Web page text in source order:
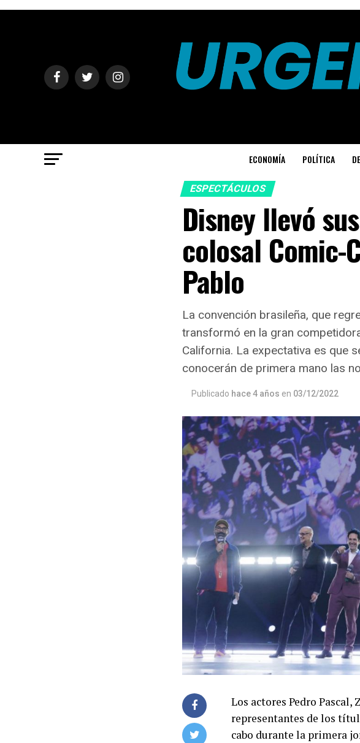
ECONOMÍA POLÍTICA
ESPECTÁCULOS
Disney llevó
colosal Comic-
Pablo
La convención brasileña, que
transformó en la gran
California. La expectativa es que
conocerán de primera mano las
Publicado hace 4 años en 03/12/2022
Los actores Pedro
representantes de los
cabo durante la primera